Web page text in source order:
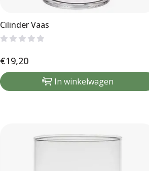
Cilinder Vaas
€19,20
In winkelwagen